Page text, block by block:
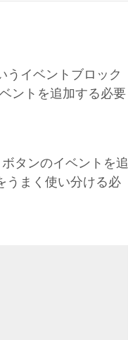
イベントブロック
ントを追加する必要
タンのイベントを追
うまく使い分ける必